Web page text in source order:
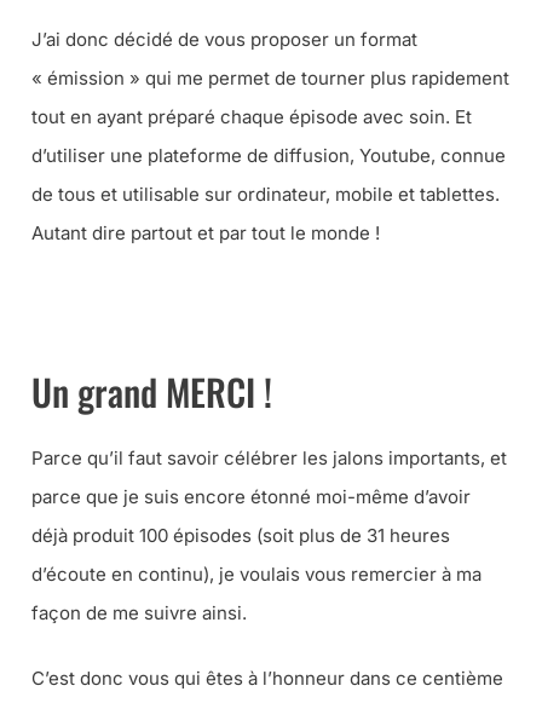
J’ai donc décidé de vous proposer un format
« émission » qui me permet de tourner plus rapidement
tout en ayant préparé chaque épisode avec soin. Et
d’utiliser une plateforme de diffusion, Youtube, connue
de tous et utilisable sur ordinateur, mobile et tablettes.
Autant dire partout et par tout le monde !
Un grand MERCI !
Parce qu’il faut savoir célébrer les jalons importants, et
parce que je suis encore étonné moi-même d’avoir
déjà produit 100 épisodes (soit plus de 31 heures
d’écoute en continu), je voulais vous remercier à ma
façon de me suivre ainsi.
C’est donc vous qui êtes à l’honneur dans ce centième